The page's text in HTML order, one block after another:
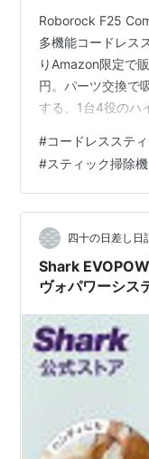
Roborock F25
多機能コードレス
りAmazon限定で
円。パーツ交換で
する、1台4役のハ
モード） ローラー
水拭き 長い髪やペ
パー内蔵 吸引跡・
ドックで自動洗浄
分）or静音乾燥（
#コードレスステ
#スティック掃除機
四十の日差し日
Shark
ヴォパワーシス